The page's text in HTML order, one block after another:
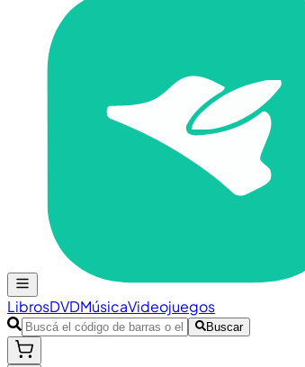
LibrosDVDMúsicaVideojuegos
Buscar